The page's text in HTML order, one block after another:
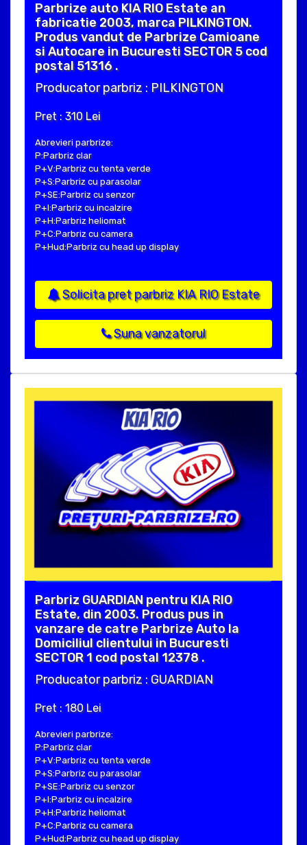
Parbrize auto KIA RIO Estate an
fabricatie 2003, marca PILKINGTON.
Produs vandut de Parbrize Camioane
si Autocare in Bucuresti SECTOR 5 cod
postal 51316 .
Producator parbriz : PILKINGTON
Pret : 310 Lei
Abrevieri parbrize:
P:Parbriz clar
P+V:Parbriz cu tenta verde
P+S:Parbriz cu parasolar
P+SE:Parbriz cu senzor
P+I:Parbriz cu incalzire
P+H:Parbriz heliomat
P+C:Parbriz cu camera
P+Hud:Parbriz cu head up display
Solicita pret parbriz KIA RIO Estate
Suna vanzatorul
Parbriz GUARDIAN pentru KIA RIO
Estate, din 2003. Produs pus in
vanzare de catre Parbrize Auto la
Domiciliul clientului in Bucuresti
SECTOR 1 cod postal 12378 .
Producator parbriz : GUARDIAN
Pret : 180 Lei
Abrevieri parbrize:
P:Parbriz clar
P+V:Parbriz cu tenta verde
P+S:Parbriz cu parasolar
P+SE:Parbriz cu senzor
P+I:Parbriz cu incalzire
P+H:Parbriz heliomat
P+C:Parbriz cu camera
P+Hud:Parbriz cu head up display